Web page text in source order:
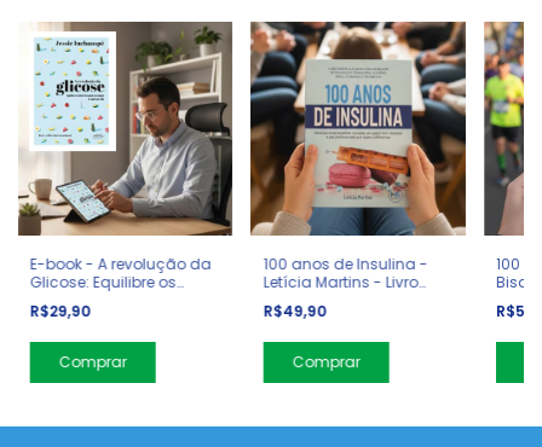
E-book - A revolução da
Glicose: Equilibre os
níveis de açúcar no
sangue e mude sua vida
- Jessie Inchauspé
R$29,90
100 anos de Insulina -
Letícia Martins - Livro
Físico
R$49,90
100
Bisan